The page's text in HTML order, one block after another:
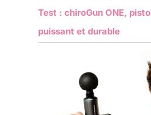
Test : chiroGun ONE,
puissant et durable